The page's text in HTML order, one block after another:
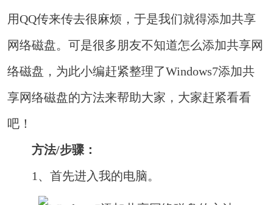
用QQ传来传去很麻烦，于是我们就得添加共享
网络磁盘。可是很多朋友不知道怎么添加共享网
络磁盘，为此小编赶紧整理了Windows7添加共
享网络磁盘的方法来帮助大家，大家赶紧看看
吧！
方法/步骤：
1、首先进入我的电脑。